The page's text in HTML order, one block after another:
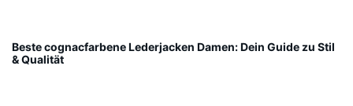
Beste cognacfarbene Lederjacken Damen: Dein Guide zu Stil
& Qualität